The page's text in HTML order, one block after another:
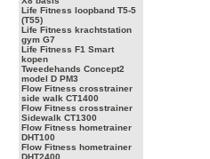
Life Fitness loopband T5-5
(T55)
Life Fitness krachtstation
gym G7
Life Fitness F1 Smart
kopen
Tweedehands Concept2
model D PM3
Flow Fitness crosstrainer
side walk CT1400
Flow Fitness crosstrainer
Sidewalk CT1300
Flow Fitness hometrainer
DHT100
Flow Fitness hometrainer
DHT2400